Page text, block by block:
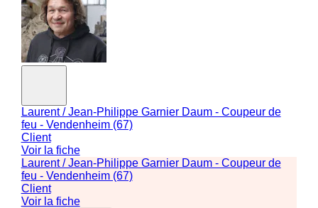
Laurent / Jean-Philippe Garnier Daum - Coupeur de
feu - Vendenheim (67)
Client
Voir la fiche
Laurent / Jean-Philippe Garnier Daum - Coupeur de
feu - Vendenheim (67)
Client
Voir la fiche